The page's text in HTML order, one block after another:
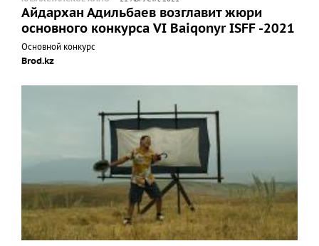
Айдархан Адильбаев возглавит жюри
основного конкурса VI Baiqonyr ISFF -2021
Основной конкурс
Brod.kz